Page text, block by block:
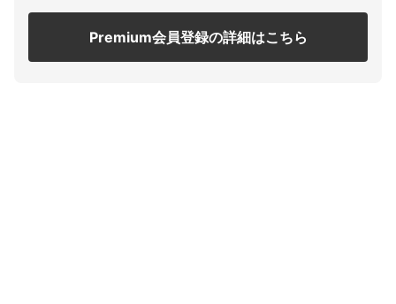
Premium会員登録の詳細はこちら